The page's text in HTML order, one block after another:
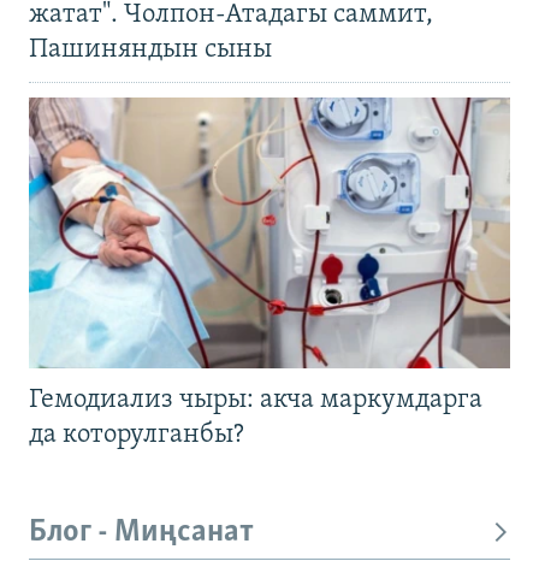
жатат". Чолпон-Атадагы саммит,
Пашиняндын сыны
Гемодиализ чыры: акча маркумдарга
да которулганбы?
Блог - Миңсанат